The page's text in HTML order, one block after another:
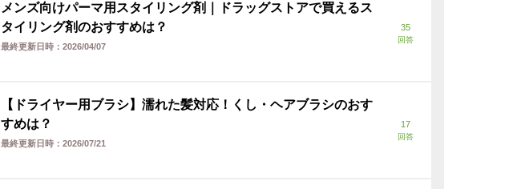
メンズ向けパーマ用スタイリング剤｜ドラッグストアで買えるス
タイリング剤のおすすめは？
最終更新日時： 2026/04/07
35
回答
【ドライヤー用ブラシ】濡れた髪対応！くし・ヘアブラシのおす
すめは？
最終更新日時： 2026/07/21
17
回答